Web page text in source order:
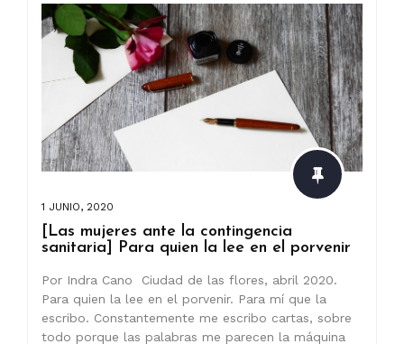
1 JUNIO, 2020
[Las mujeres ante la contingencia
sanitaria] Para quien la lee en el porvenir
Por Indra Cano Ciudad de las flores, abril 2020.
Para quien la lee en el porvenir. Para mí que la
escribo. Constantemente me escribo cartas, sobre
todo porque las palabras me parecen la máquina